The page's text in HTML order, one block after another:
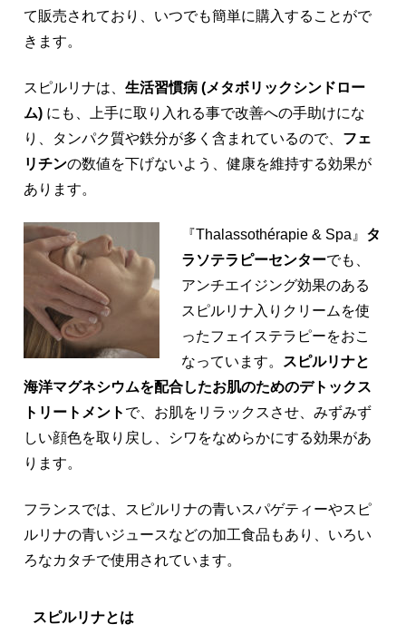
て販売されており、いつでも簡単に購入することがで
きます。
スピルリナは、 生活習慣病 (メタボリックシンドロー
ム) にも、上手に取り入れる事で改善への手助けにな
り、タンパク質や鉄分が多く含まれているので、 フェ
リチンの数値を下げないよう、健康を維持する効果が
あります。
『Thalassothérapie & Spa』 タ
ラソテラピーセンターでも、
アンチエイジング効果のある
スピルリナ入りクリームを使
ったフェイステラピーをおこ
なっています。
スピルリナと
海洋マグネシウムを配合したお肌のためのデトックス
トリートメント で、お肌をリラックスさせ、みずみず
しい顔色を取り戻し、シワをなめらかにする効果があ
ります。
フランスでは、スピルリナの青いスパゲティーやスピ
ルリナの青いジュースなどの加工食品もあり、いろい
ろなカタチで使用されています。
スピルリナとは